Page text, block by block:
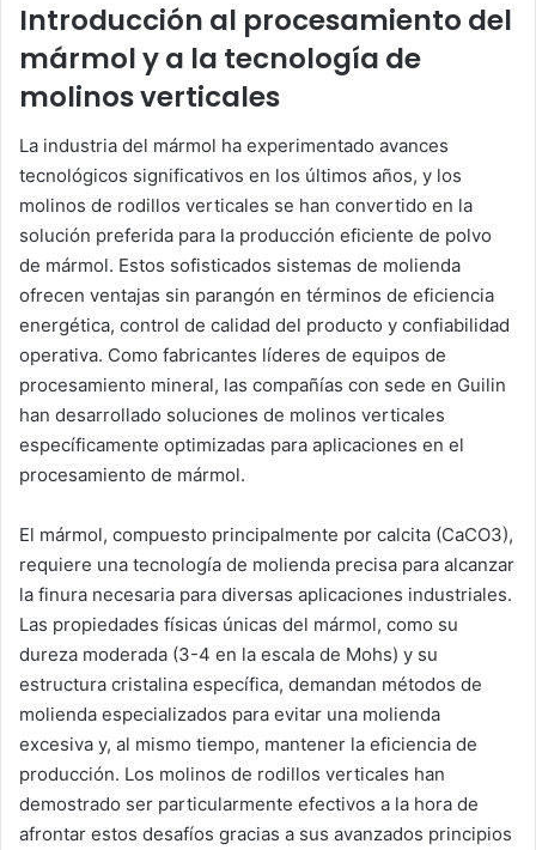
Introducción al procesamiento del
mármol y a la tecnología de
molinos verticales
La industria del mármol ha experimentado avances
tecnológicos significativos en los últimos años, y los
molinos de rodillos verticales se han convertido en la
solución preferida para la producción eficiente de polvo
de mármol. Estos sofisticados sistemas de molienda
ofrecen ventajas sin parangón en términos de eficiencia
energética, control de calidad del producto y confiabilidad
operativa. Como fabricantes líderes de equipos de
procesamiento mineral, las compañías con sede en Guilin
han desarrollado soluciones de molinos verticales
específicamente optimizadas para aplicaciones en el
procesamiento de mármol.
El mármol, compuesto principalmente por calcita (CaCO3),
requiere una tecnología de molienda precisa para alcanzar
la finura necesaria para diversas aplicaciones industriales.
Las propiedades físicas únicas del mármol, como su
dureza moderada (3-4 en la escala de Mohs) y su
estructura cristalina específica, demandan métodos de
molienda especializados para evitar una molienda
excesiva y, al mismo tiempo, mantener la eficiencia de
producción. Los molinos de rodillos verticales han
demostrado ser particularmente efectivos a la hora de
afrontar estos desafíos gracias a sus avanzados principios